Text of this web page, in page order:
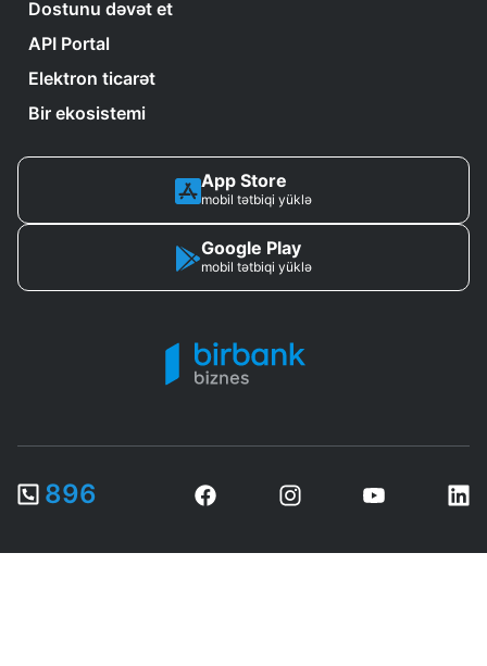
Dostunu dəvət et
API Portal
Elektron ticarət
Bir ekosistemi
App Store
mobil tətbiqi yüklə
Google Play
mobil tətbiqi yüklə
© 2026 «Kapital Bank» ASC. Bütün hüquqlar qorunur.
896